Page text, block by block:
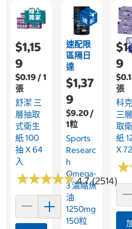
$1,15
9
$0.19 / 1
張
舒潔 三
層抽取
式衛生
紙 100
抽 X 64
入
★★★★★
★★★★★4.7 (2514)
速配限
區隔日
達
$1,37
9
$9.20 /
1粒
Sports
Researc
H
Omega-
3 濃縮魚
油
1250mg
150粒
9
張
科
三
取
紙
X
★
★